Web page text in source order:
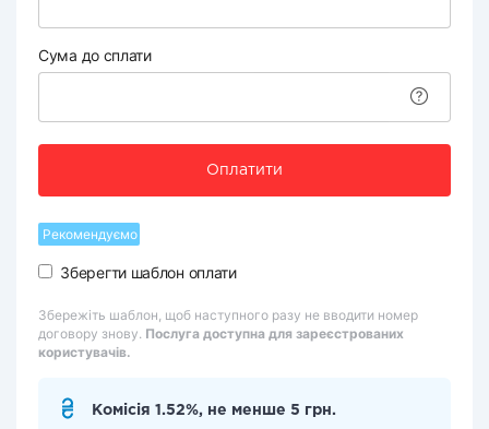
Сума до сплати
Оплатити
Рекомендуємо
Зберегти шаблон оплати
Збережіть шаблон, щоб наступного разу не вводити номер
договору знову. Послуга доступна для зареєстрованих
користувачів.
Комісія 1.52%, не менше 5 грн.